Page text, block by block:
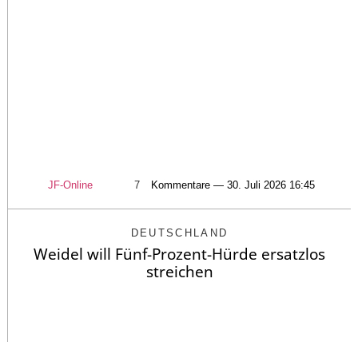
JF-Online 7 Kommentare — 30. Juli 2026 16:45
DEUTSCHLAND
Weidel will Fünf-Prozent-Hürde ersatzlos
streichen